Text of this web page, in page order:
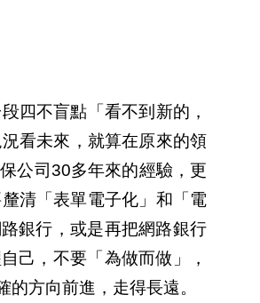
四不盲點「看不到新的，
看未來，就算在原來的領
公司30多年來的經驗，更
清「表單電子化」和「電
銀行，或是再把網路銀行
己，不要「為做而做」，
方向前進，走得長遠。